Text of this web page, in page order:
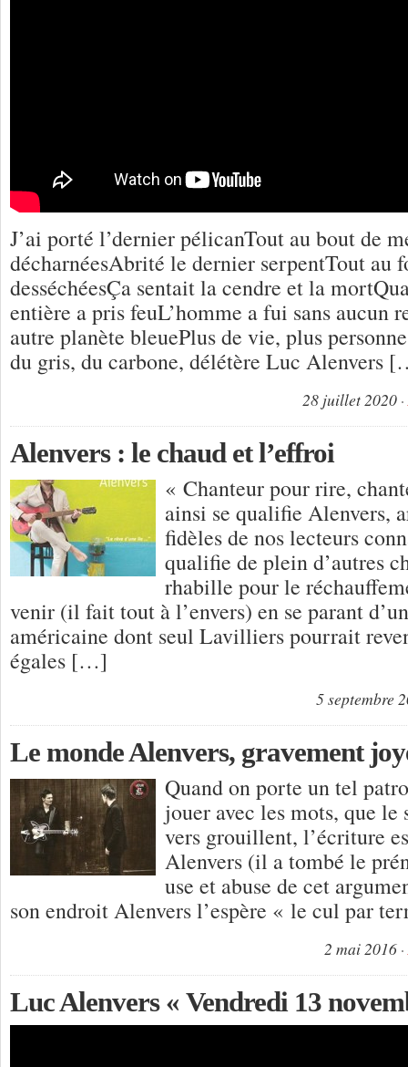
J’ai porté l’dernier pélicanTout au bout de
décharnéesAbrité le dernier serpentTout au
desséchéesÇa sentait la cendre et la
entière a pris feuL’homme a fui sans aucun
autre planète bleuePlus de vie, plus
du gris, du carbone, délétère Luc Alenvers
28 juillet 2020
Alenvers : le chaud et l’effroi
« Chanteur pour rire,
ainsi se qualifie Alenvers,
fidèles de nos lecteurs
qualifie de plein d’autres
rhabille pour le
venir (il fait tout à l’envers) en se parant
américaine dont seul Lavilliers pourrait
égales […]
5 septembre
Le monde Alenvers, gravement
Quand on porte un tel
jouer avec les mots, que
vers grouillent, l’écriture
Alenvers (il a tombé le
use et abuse de cet
son endroit Alenvers l’espère « le cul par
2 mai 2016
Luc Alenvers « Vendredi 13